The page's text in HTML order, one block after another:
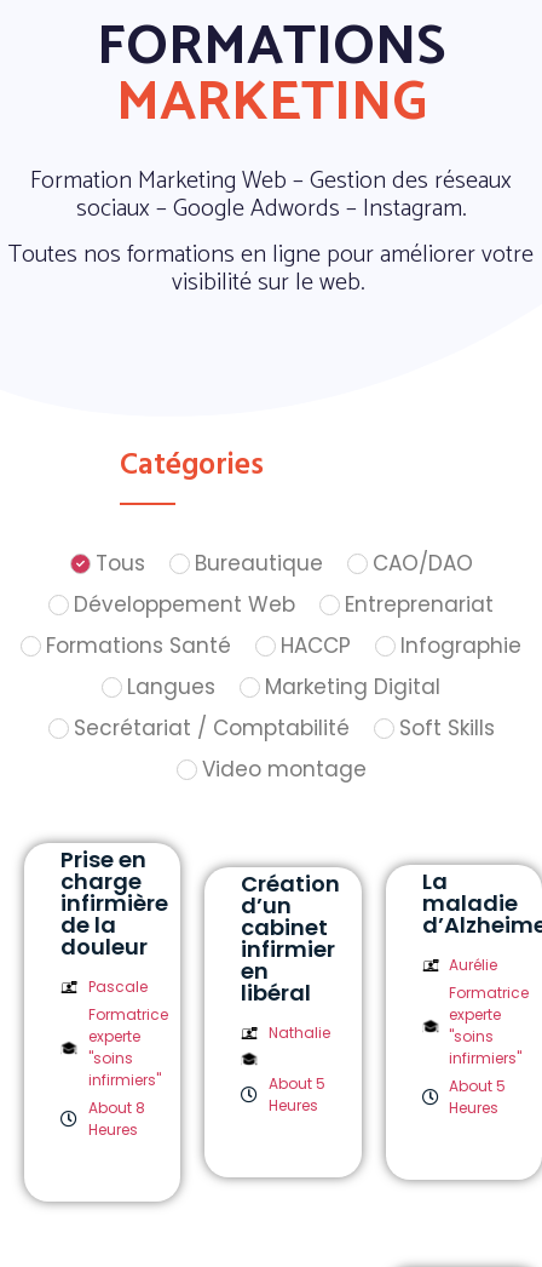
FORMATIONS
MARKETING
Formation Marketing Web – Gestion des réseaux
sociaux – Google Adwords – Instagram.
Toutes nos formations en ligne pour améliorer votre
visibilité sur le web.
Catégories
Tous Bureautique
CAO/DAO
Développement Web
Entreprenariat
Formations Santé
HACCP
Infographie
Langues
Marketing Digital
Secrétariat / Comptabilité
Soft Skills
Video montage
Prise en
charge
infirmière
de la
douleur
Pascale
Formatrice
experte
"soins
infirmiers"
About 8
Heures
Création
d’un
cabinet
infirmier
en
libéral
Nathalie
About 5
Heures
La
maladie
Aurélie
Formatrice
experte
"soins
infirmiers"
About 5
Heures